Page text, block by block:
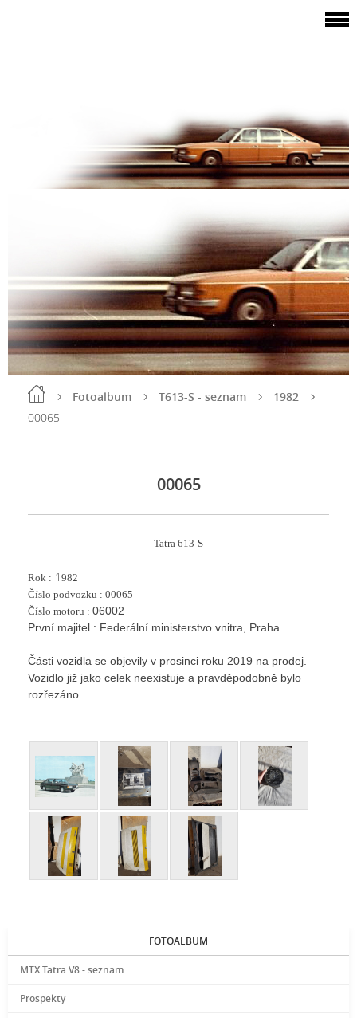
Fotoalbum T613-S - seznam
1982
00065
00065
Tatra 613-S
Rok : 1 982
Číslo podvozku : 00065
Číslo motoru : 06002
První majitel : Federální ministerstvo vnitra, Praha
Části vozidla se objevily v prosinci roku 2019 na prodej.
Vozidlo již jako celek neexistuje a pravděpodobně bylo
rozřezáno.
FOTOALBUM
MTX Tatra V8 - seznam
Prospekty